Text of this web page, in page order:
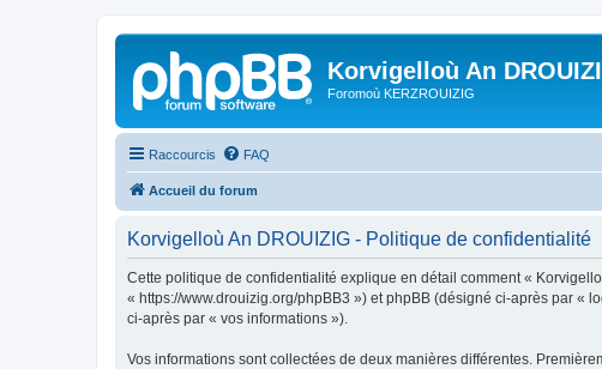
Korvigelloù An
Foromoù KERZROUIZIG
Raccourcis FAQ
Accueil du forum
Korvigelloù An DROUIZIG - Politique de confidentialité
Cette politique de confidentialité explique en détail comment «
« https://www.drouizig.org/phpBB3 ») et phpBB (désigné ci-après par «
ci-après par « vos informations »).
Vos informations sont collectées de deux manières différentes.